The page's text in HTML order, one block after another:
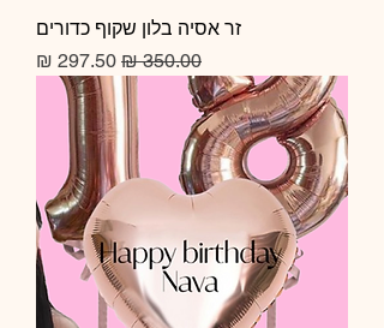
זר אסיה בלון שקוף כדורים
מחיר רגיל מחיר מבצע